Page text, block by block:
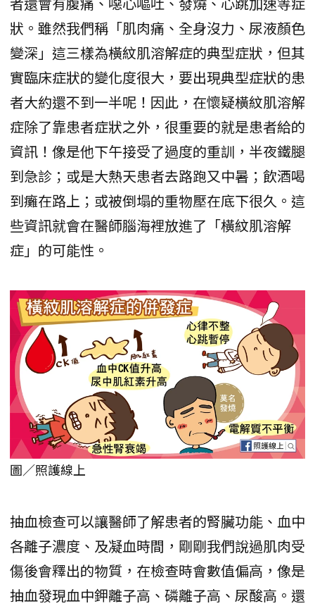
狀。雖然我們稱「肌肉痛、全身沒力、尿液顏色
變深」這三樣為橫紋肌溶解症的典型症狀，但其
實臨床症狀的變化度很大，要出現典型症狀的患
者大約還不到一半呢！因此，在懷疑橫紋肌溶解
症除了靠患者症狀之外，很重要的就是患者給的
資訊！像是他下午接受了過度的重訓，半夜鐵腿
到急診；或是大熱天患者去路跑又中暑；飲酒喝
到癱在路上；或被倒塌的重物壓在底下很久。這
些資訊就會在醫師腦海裡放進了「橫紋肌溶解
症」的可能性。
圖／照護線上
抽血檢查可以讓醫師了解患者的腎臟功能、血中
各離子濃度、及凝血時間，剛剛我們說過肌肉受
傷後會釋出的物質，在檢查時會數值偏高，像是
抽血發現血中鉀離子高、磷離子高、尿酸高。還